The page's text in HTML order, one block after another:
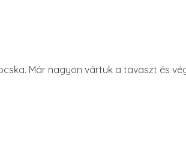
Már nagyon vártuk a tavaszt és